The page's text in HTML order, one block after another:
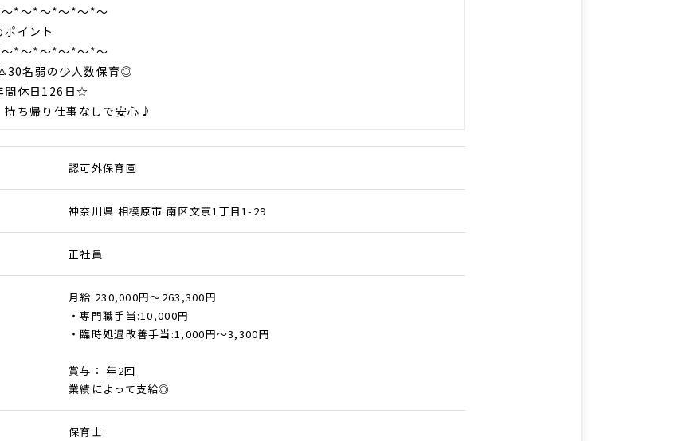
*～*～*～*～*～
ント
*～*～*～*～*～
30名弱の少人数保育◎
間休日126日☆
持ち帰り仕事なしで安心♪
認可外保育園
神奈川県 相模原市 南区文京1丁目1-29
正社員
月給 230,000円～263,300円
・専門職手当:10,000円
・臨時処遇改善手当:1,000円～3,300円
賞与： 年2回
業績によって支給◎
保育士